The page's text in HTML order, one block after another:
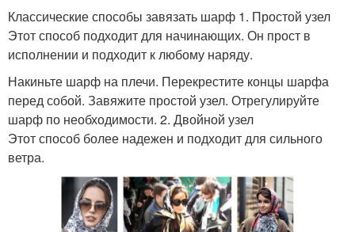
Классические способы завязать шарф 1. Простой узел
Этот способ подходит для начинающих. Он прост в
исполнении и подходит к любому наряду.
Накиньте шарф на плечи. Перекрестите концы шарфа
перед собой. Завяжите простой узел. Отрегулируйте
шарф по необходимости. 2. Двойной узел
Этот способ более надежен и подходит для сильного
ветра.